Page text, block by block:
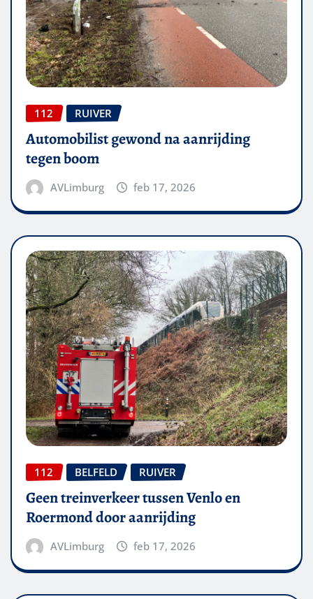
112 RUIVER
Automobilist gewond na aanrijding
tegen boom
AVLimburg feb 17, 2026
112 BELFELD RUIVER
Geen treinverkeer tussen Venlo en
Roermond door aanrijding
AVLimburg feb 17, 2026